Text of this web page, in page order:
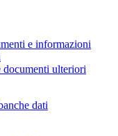
e informazioni
documenti ulteriori
dati